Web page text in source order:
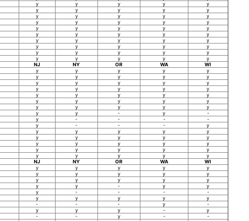
y y y y
y
y y y y
y
y y y y
y
y y y y
y
y y y y
y
y y y y
y
y y y y
y
y y y y
y
y y y y
y
y y y y
y
NJ NY OR WA
WI
y y y y
y
y y y y
y
y y y y
y
y y y y
y
y y y y
y
y y y y
y
y y y y
y
y y - y
-
y - - -
-
y - - -
y
y y y y
y
y y y y
y
y y y y
y
y y y y
y
y y y y
y
NJ NY OR WA
WI
y y y y
y
y y y y
y
y y y y
y
y y - y
y
y - - -
-
y y y y
y
- - - y
-
y y y -
y
- - y -
-